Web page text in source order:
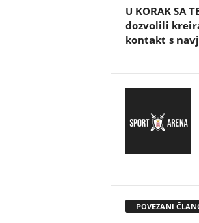
U KORAK SA
dozvolili
kontakt s
POVEZANI